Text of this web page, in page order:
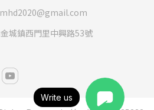
城鎮西門里中興路53號
Write us